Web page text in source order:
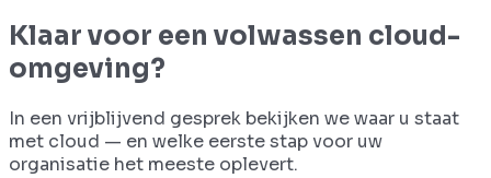
Klaar voor een volwassen cloud-
omgeving?
In een vrijblijvend gesprek bekijken we waar u staat
met cloud — en welke eerste stap voor uw
organisatie het meeste oplevert.